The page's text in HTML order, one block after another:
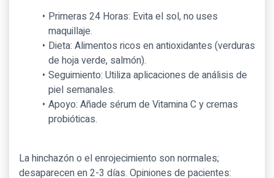
Primeras 24 Horas: Evita el sol, no uses
maquillaje.
Dieta: Alimentos ricos en antioxidantes (verduras
de hoja verde, salmón).
Seguimiento: Utiliza aplicaciones de análisis de
piel semanales.
Apoyo: Añade sérum de Vitamina C y cremas
probióticas.
La hinchazón o el enrojecimiento son normales;
desaparecen en 2-3 días. Opiniones de pacientes: